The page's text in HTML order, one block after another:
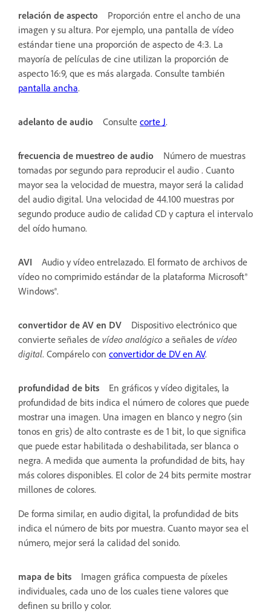
relación de aspecto
Proporción entre el ancho de una
imagen y su altura. Por ejemplo, una pantalla de vídeo
estándar tiene una proporción de aspecto de 4:3. La
mayoría de películas de cine utilizan la proporción de
aspecto 16:9, que es más alargada. Consulte también
pantalla ancha.
adelanto de audio Consulte corte J.
frecuencia de muestreo de audio
Número de muestras
tomadas por segundo para reproducir el audio . Cuanto
mayor sea la velocidad de muestra, mayor será la calidad
del audio digital. Una velocidad de 44.100 muestras por
segundo produce audio de calidad CD y captura el intervalo
del oído humano.
AVI
Audio y vídeo entrelazado. El formato de archivos de
vídeo no comprimido estándar de la plataforma Microsoft®
Windows®.
convertidor de AV en DV
Dispositivo electrónico que
convierte señales de vídeo analógico a señales de vídeo
digital. Compárelo con convertidor de DV en AV.
profundidad de bits
En gráficos y vídeo digitales, la
profundidad de bits indica el número de colores que puede
mostrar una imagen. Una imagen en blanco y negro (sin
tonos en gris) de alto contraste es de 1 bit, lo que significa
que puede estar habilitada o deshabilitada, ser blanca o
negra. A medida que aumenta la profundidad de bits, hay
más colores disponibles. El color de 24 bits permite mostrar
millones de colores.
De forma similar, en audio digital, la profundidad de bits
indica el número de bits por muestra. Cuanto mayor sea el
número, mejor será la calidad del sonido.
mapa de bits
Imagen gráfica compuesta de píxeles
individuales, cada uno de los cuales tiene valores que
definen su brillo y color.